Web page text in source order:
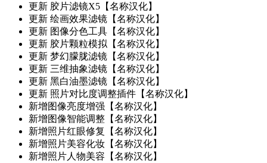
更新 胶片滤镜X5【名称汉化】
更新 绘画效果滤镜【名称汉化】
更新 图像分色工具【名称汉化】
更新 胶片颗粒模拟【名称汉化】
更新 梦幻朦胧滤镜【名称汉化】
更新 三维抽象滤镜【名称汉化】
更新 黑白油墨滤镜【名称汉化】
更新 照片对比度调整插件【名称汉化】
新增图像亮度增强【名称汉化】
新增图像智能调整【名称汉化】
新增照片红眼修复【名称汉化】
新增照片美容化妆【名称汉化】
新增照片人物美容【名称汉化】